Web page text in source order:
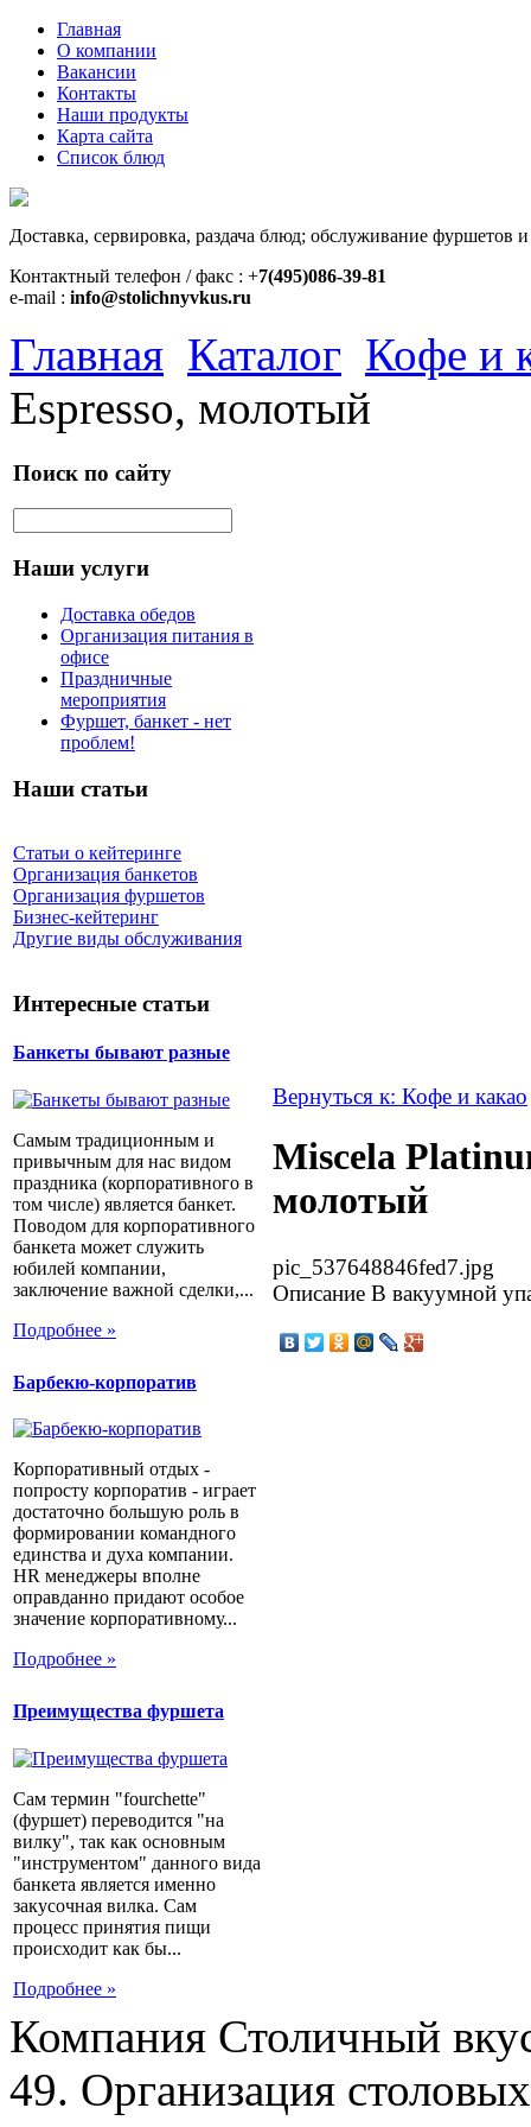
Главная
О компании
Вакансии
Контакты
Наши продукты
Карта сайта
Список блюд
Доставка, сервировка, раздача блюд; обслуживание фуршетов
Контактный телефон / факс : +7(495)086-39-81
e-mail : info@stolichnyvkus.ru
Главная Каталог Кофе и
Espresso, молотый
Поиск по сайту
Наши услуги
Доставка обедов
Организация питания в
офисе
Праздничные
мероприятия
Фуршет, банкет - нет
проблем!
Наши статьи
Статьи о кейтеринге
Организация банкетов
Организация фуршетов
Бизнес-кейтеринг
Другие виды обслуживания
Интересные статьи
Банкеты бывают разные
Самым традиционным и
привычным для нас видом
праздника (корпоративного в
том числе) является банкет.
Поводом для корпоративного
банкета может служить
юбилей компании,
заключение важной сделки,...
Подробнее »
Барбекю-корпоратив
Корпоративный отдых -
попросту корпоратив - играет
достаточно большую роль в
формировании командного
единства и духа компании.
HR менеджеры вполне
оправданно придают особое
значение корпоративному...
Подробнее »
Преимущества фуршета
Сам термин "fourchette"
(фуршет) переводится "на
вилку", так как основным
"инструментом" данного вида
банкета является именно
закусочная вилка. Сам
процесс принятия пищи
происходит как бы...
Подробнее »
Вернуться к: Кофе и какао
Miscela
молотый
pic_537648846fed7.jpg
Описание В вакуумной
Компания Столичный
49. Организация